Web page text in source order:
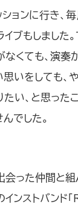
ションに行き、
イブもしました
なくても、演奏
思いをしても、
たい、と思った
でした。
会った仲間と組
ンストバンド